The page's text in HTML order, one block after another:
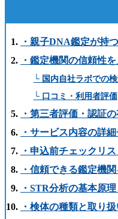
・親子DNA鑑定が持
・鑑定機関の信頼性
└ 国内自社ラボでの
└ 口コミ・利用者評価
・第三者評価・認証
・サービス内容の詳
・申込前チェックリス
・信頼できる鑑定機
・STR分析の基本原
・検体の種類と取り